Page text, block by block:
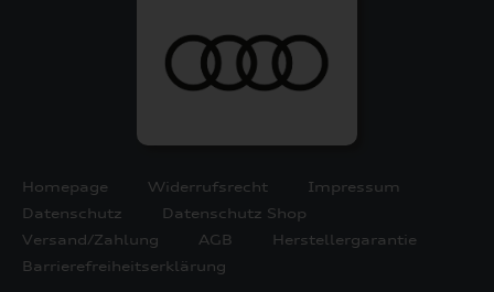
Homepage Widerrufsrecht
Impressum
Datenschutz
Datenschutz Shop
Versand/Zahlung
AGB
Herstellergarantie
Barrierefreiheitserklärung